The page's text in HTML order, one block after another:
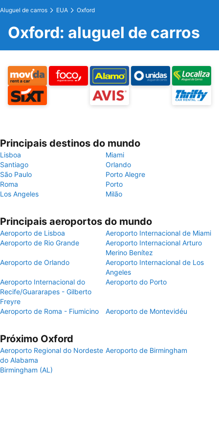
Aluguel de carros EUA Oxford
Oxford: aluguel de carros
Principais destinos do mundo
Lisboa
Miami
Santiago
Orlando
São Paulo
Porto Alegre
Roma
Porto
Los Angeles
Milão
Principais aeroportos do mundo
Aeroporto de Lisboa
Aeroporto Internacional de Miami
Aeroporto de Rio Grande
Aeroporto Internacional Arturo
Merino Benítez
Aeroporto de Orlando
Aeroporto Internacional de Los
Angeles
Aeroporto Internacional do
Recife/Guararapes - Gilberto
Freyre
Aeroporto do Porto
Aeroporto de Roma - Fiumicino Aeroporto de Montevidéu
Próximo Oxford
Aeroporto Regional do Nordeste
do Alabama
Aeroporto de Birmingham
Birmingham (AL)